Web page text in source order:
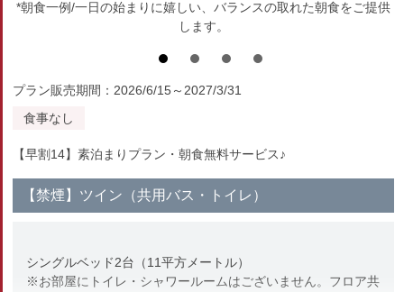
*朝食一例/一日の始まりに嬉しい、バランスの取れた朝食をご提供
します。
プラン販売期間：2026/6/15～2027/3/31
食事なし
【早割14】素泊まりプラン・朝食無料サービス♪
【禁煙】ツイン（共用バス・トイレ）
シングルベッド2台（11平方メートル）
※お部屋にトイレ・シャワールームはございません。フロア共